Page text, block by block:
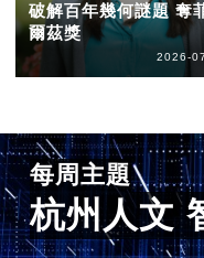
破解百年幾何謎題 奪
爾茲獎
2026-
每周主題
杭州人文